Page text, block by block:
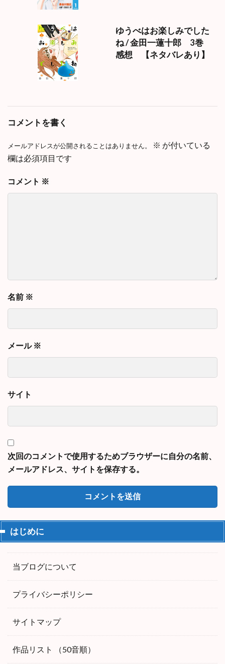
ゆうべはお楽しみでした
ね / 金田一蓮十郎 3巻
感想 【ネタバレあり】
コメントを書く
メールアドレスが公開されることはありません。 ※ が付いている
欄は必須項目です
コメント ※
名前 ※
メール ※
サイト
次回のコメントで使用するためブラウザーに自分の名前、
メールアドレス、サイトを保存する。
はじめに
当ブログについて
プライバシーポリシー
サイトマップ
作品リスト （50音順）